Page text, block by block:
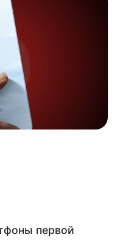
первой